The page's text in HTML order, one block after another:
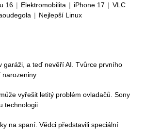
16 | Elektromobilita | iPhone 17 | VLC
| Nejlepší Linux
garáži, a teď nevěří AI. Tvůrce prvního
narozeniny
vyřešit letitý problém ovladačů. Sony
technologii
na spaní. Vědci představili speciální